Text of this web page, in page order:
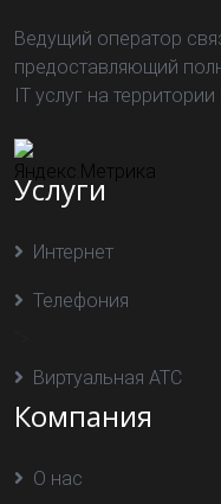
Ведущий оператор
предоставляющий
IT услуг на
Услуги
Интернет
Телефония
Виртуальная АТС
Компания
О нас